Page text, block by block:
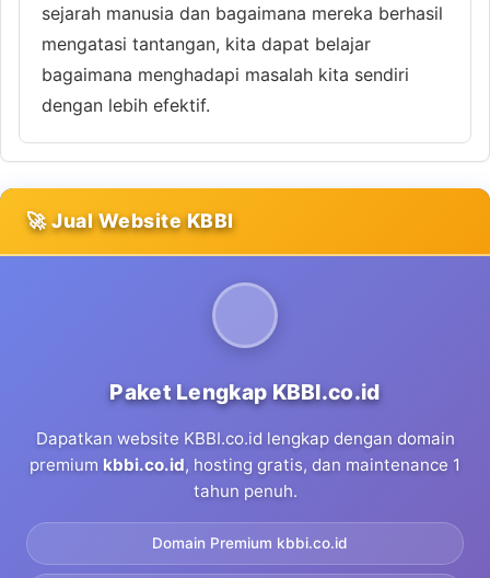
sejarah manusia dan bagaimana mereka berhasil
mengatasi tantangan, kita dapat belajar
bagaimana menghadapi masalah kita sendiri
dengan lebih efektif.
🚀 Jual Website KBBI
Paket Lengkap KBBI.co.id
Dapatkan website KBBI.co.id lengkap dengan domain
premium kbbi.co.id, hosting gratis, dan maintenance 1
tahun penuh.
Domain Premium kbbi.co.id